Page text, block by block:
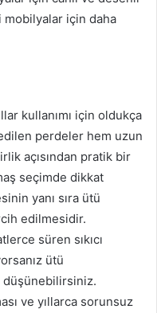
için daha
kullanımı için oldukça
perdeler hem uzun
açısından pratik bir
seçimde dikkat
yanı sıra ütü
edilmesidir.
süren sıkıcı
ütü
düşünebilirsiniz.
ve yıllarca sorunsuz